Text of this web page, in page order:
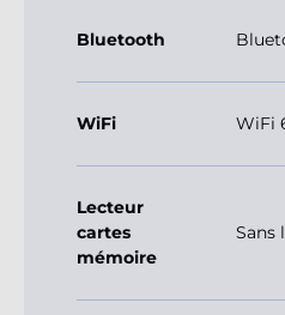
Bluetooth
WiFi WiFi
Lecteur
cartes
mémoire
Sans